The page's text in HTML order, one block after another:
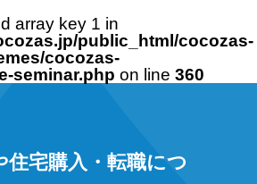
の取扱いを委託すること
が、委託にあたっては、
ける 個人情報の安全管
array key 1 in
public_html/cocozas-
cocozas-
seminar.php on line 360
住宅購入・転職につ